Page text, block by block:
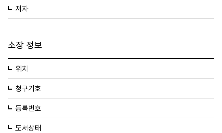
저자
소장 정보
위치
청구기호
등록번호
도서상태